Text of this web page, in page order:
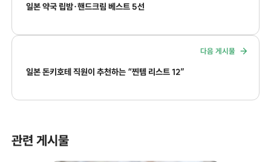
일본 약국 립밤·핸드크림 베스트 5선
다음 게시물
일본 돈키호테 직원이 추천하는 “찐템 리스트 12”
관련 게시물